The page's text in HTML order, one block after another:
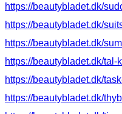
https://beautybladet.dk/
https://beautybladet.dk/
https://beautybladet.dk/
https://beautybladet.dk/tal-
https://beautybladet.dk/
https://beautybladet.dk/